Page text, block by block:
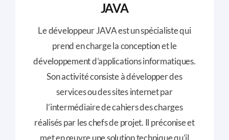
JAVA
Le développeur JAVA est un spécialiste qui
prend en charge la conception et le
développement d’applications informatiques.
Son activité consiste à développer des
services ou des sites internet par
l’intermédiaire de cahiers des charges
réalisés par les chefs de projet. Il préconise et